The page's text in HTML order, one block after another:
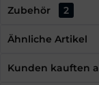
Zubehör 2
Ähnliche Artikel
Kunden kauften